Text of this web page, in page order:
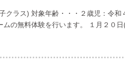
クラス) 対象年齢・・・２歳児：令和
の無料体験を行います。 １月２０